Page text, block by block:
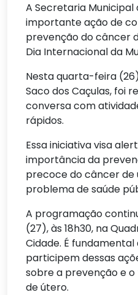
A Secretaria Municipal
importante ação de
prevenção do câncer
Dia Internacional da
Nesta quarta-feira
Saco dos Caçulas, foi
conversa com
rápidos.
Essa iniciativa visa
importância da
precoce do câncer de
problema de saúde
A programação
(27), às 18h30, na
Cidade. É
participem dessas
sobre a prevenção e
de útero.